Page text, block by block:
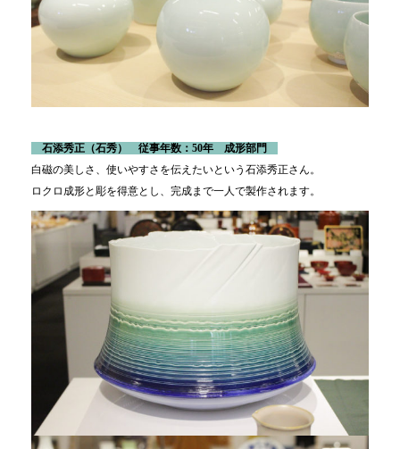
石添秀正（石秀） 従事年数：50年 成形部門
白磁の美しさ、使いやすさを伝えたいという石添秀正さん。
ロクロ成形と彫を得意とし、完成まで一人で製作されます。